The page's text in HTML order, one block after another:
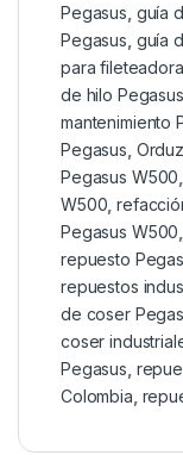
Pegasus guía
Pegasus guía
para
de hilo
mantenimiento
Pegasus
Pegasus W500
W500 ,
Pegasus W500
repuesto
repuestos
de coser
coser
Pegasus
Colombia